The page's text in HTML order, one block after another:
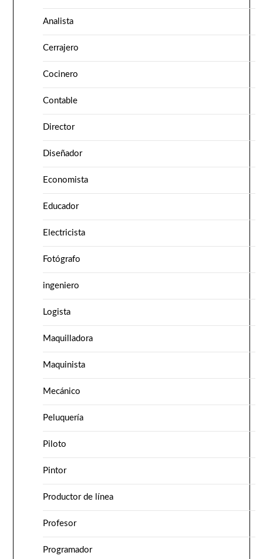
Analista
Cerrajero
Cocinero
Contable
Director
Diseñador
Economista
Educador
Electricista
Fotógrafo
ingeniero
Logista
Maquilladora
Maquinista
Mecánico
Peluquería
Piloto
Pintor
Productor de línea
Profesor
Programador